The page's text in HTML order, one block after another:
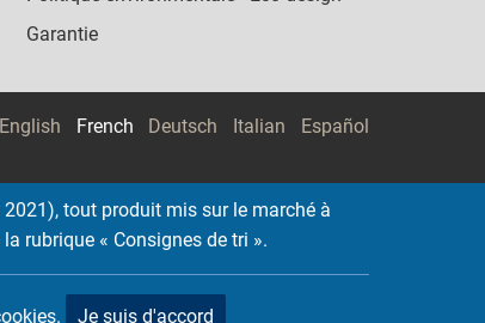
Garantie
English French Deutsch Italian Español
tout produit mis sur le marché à
rubrique « Consignes de tri ».
Je suis d'accord